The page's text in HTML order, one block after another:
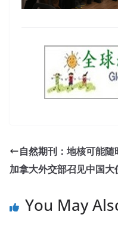
自然期刊：地核可能
加拿大外交部召见中国
You May